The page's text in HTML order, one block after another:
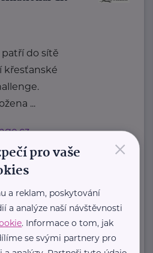
patří do sítě
křesťanské
...
společností
×
pro vaše
a reklam, poskytování
a analýze naší návštěvnosti
. Informace o tom, jak
se svými partnery pro